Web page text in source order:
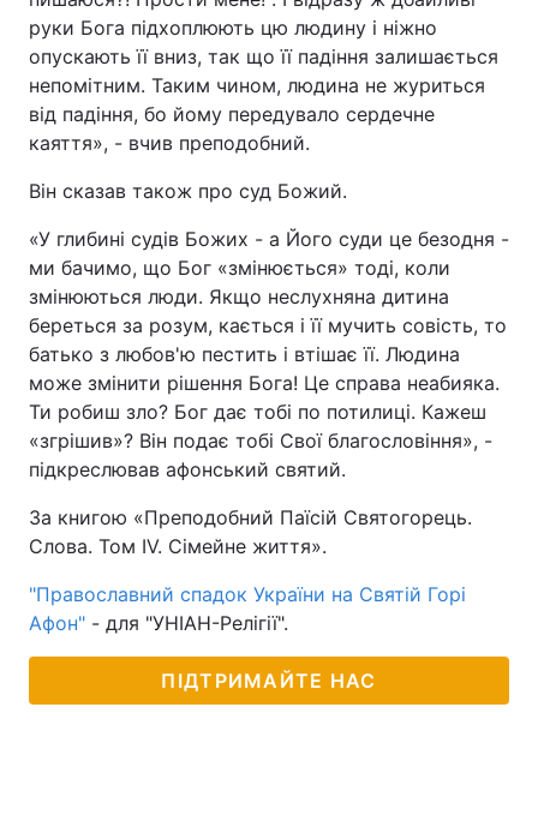
руки Бога підхоплюють цю людину і ніжно
опускають її вниз, так що її падіння залишається
непомітним. Таким чином, людина не журиться
від падіння, бо йому передувало сердечне
каяття», - вчив преподобний.
Він сказав також про суд Божий.
«У глибині судів Божих - а Його суди це безодня -
ми бачимо, що Бог «змінюється» тоді, коли
змінюються люди. Якщо неслухняна дитина
береться за розум, кається і її мучить совість, то
батько з любов'ю пестить і втішає її. Людина
може змінити рішення Бога! Це справа неабияка.
Ти робиш зло? Бог дає тобі по потилиці. Кажеш
«згрішив»? Він подає тобі Свої благословіння», -
підкреслював афонський святий.
За книгою «Преподобний Паїсій Святогорець.
Слова. Том IV. Сімейне життя».
"Православний спадок України на Святій Горі
Афон" - для "УНІАН-Релігії".
ПІДТРИМАЙТЕ НАС